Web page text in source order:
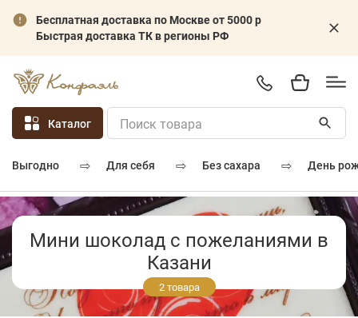
Бесплатная доставка по Москве от 5000 р
Быстрая доставка ТК в регионы РФ
Каталог
выгодно ⇨ для себя ⇨ без сахара ⇨ день
Мини шоколад с пожеланиями в
Казани
2 товара